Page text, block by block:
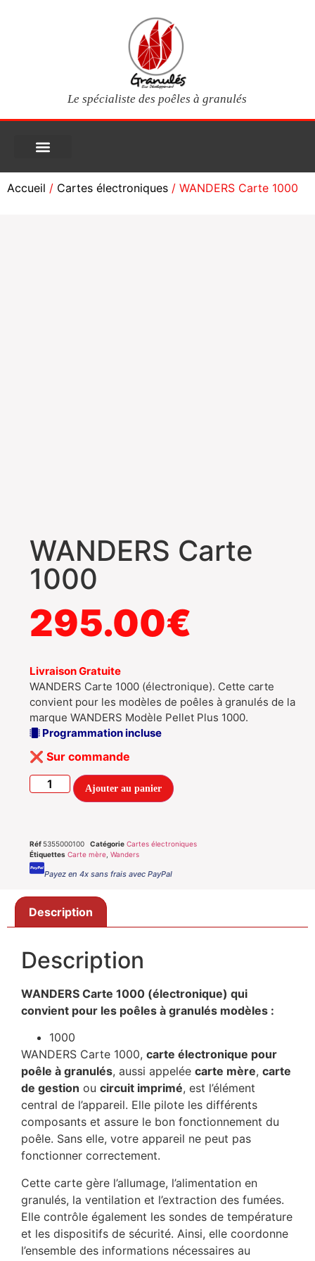
Le spécialiste des poêles à granulés
Accueil / Cartes électroniques / WANDERS Carte 1000
WANDERS Carte
1000
295.00€
Livraison Gratuite
WANDERS Carte 1000 (électronique). Cette carte
convient pour les modèles de poêles à granulés de la
marque WANDERS Modèle Pellet Plus 1000.
Programmation incluse
Sur commande
Ajouter au panier
Réf 5355000100 Catégorie Cartes électroniques
Étiquettes Carte mère Wanders
Payez en 4x sans frais avec PayPal
Description
Description
WANDERS Carte 1000 (électronique) qui
convient pour les poêles à granulés modèles :
1000
WANDERS Carte 1000, carte électronique pour
poêle à granulés, aussi appelée carte mère, carte
de gestion ou circuit imprimé, est l’élément
central de l’appareil. Elle pilote les différents
composants et assure le bon fonctionnement du
poêle. Sans elle, votre appareil ne peut pas
fonctionner correctement.
Cette carte gère l’allumage, l’alimentation en
granulés, la ventilation et l’extraction des fumées.
Elle contrôle également les sondes de température
et les dispositifs de sécurité. Ainsi, elle coordonne
l’ensemble des informations nécessaires au